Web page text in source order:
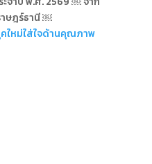
ษฎร์ธานี ￼
ใหม่ใส่ใจด้านคุณภาพ